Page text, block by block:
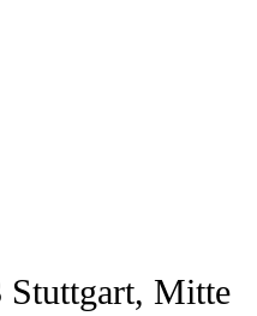
Stuttgart, Mitte